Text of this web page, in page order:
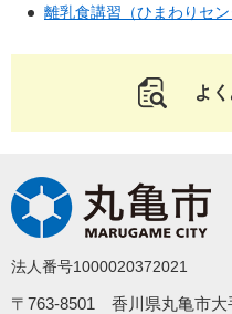
離乳食講習（ひまわりセン
よ
法人番号1000020372021
〒763-8501 香川県丸亀市大